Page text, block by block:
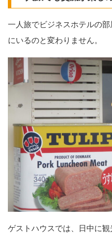
一人旅でビジネスホテルの
にいるのと変わりません。
ゲストハウスでは、日中に